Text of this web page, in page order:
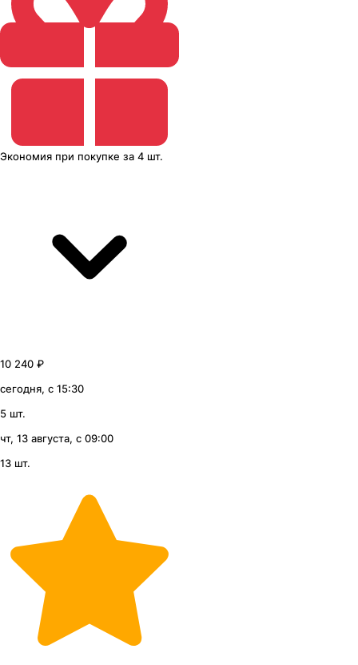
Экономия при покупке за 4 шт.
10 240 ₽
сегодня, с 15:30
5 шт.
чт, 13 августа, с 09:00
13 шт.